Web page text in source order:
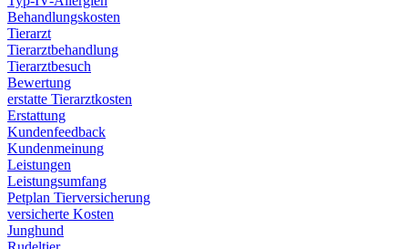
Behandlungskosten
Tierarzt
Tierarztbehandlung
Tierarztbesuch
Bewertung
erstatte Tierarztkosten
Erstattung
Kundenfeedback
Kundenmeinung
Leistungen
Leistungsumfang
Petplan Tierversicherung
versicherte Kosten
Junghund